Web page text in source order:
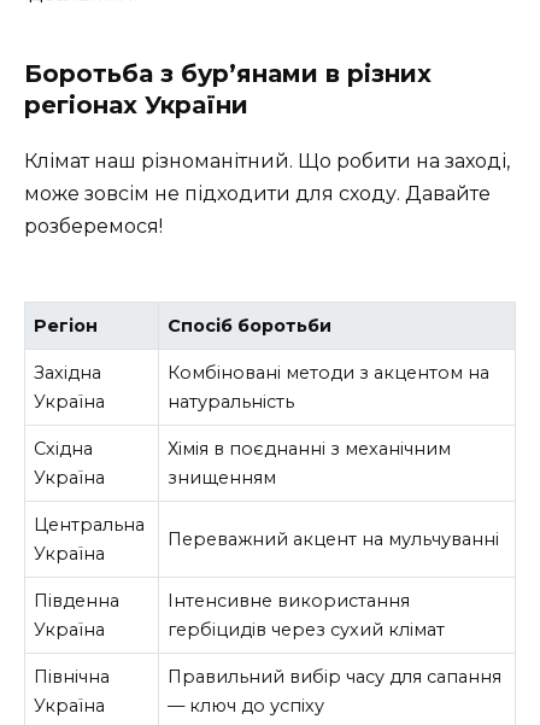
Боротьба з бур’янами в різних
регіонах України
Клімат наш різноманітний. Що робити на заході,
може зовсім не підходити для сходу. Давайте
розберемося!
Регіон Спосіб боротьби
Західна
Україна
Комбіновані методи з акцентом на
натуральність
Східна
Україна
Хімія в поєднанні з механічним
знищенням
Центральна
Україна
Переважний акцент на мульчуванні
Південна
Україна
Інтенсивне використання
гербіцидів через сухий клімат
Північна
Україна
Правильний вибір часу для сапання
— ключ до успіху